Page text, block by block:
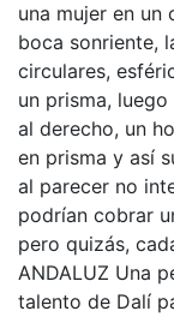
una mujer en un
boca sonriente,
circulares,
un prisma,
al derecho, un
en prisma y así
al parecer no
podrían cobrar
pero quizás,
ANDALUZ Una
talento de Dalí